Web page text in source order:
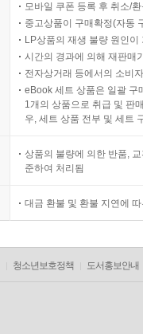
모바일 쿠폰 등록 후 취소/
중고상품이 구매확정(자동
LP상품의 재생 불량 원인
시간의 경과에 의해 재판매
전자상거래 등에서의 소비
eBook 세트 상품은 일괄 구
1개의 상품으로 취급 및 판
우, 세트 상품 전부 및 세트
상품의 불량에 의한 반품,
준하여 처리됨
대금 환불 및 환불 지연에
청소년보호정책 도서홍보안내